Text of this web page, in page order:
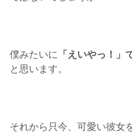
僕みたいに 「えいやっ！」
と思います。
それから只今、可愛い彼女